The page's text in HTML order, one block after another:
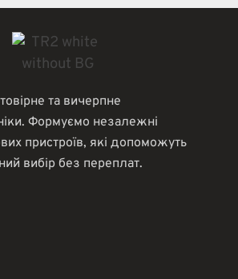
та вичерпне
Формуємо незалежні
пристроїв, які допоможуть
вибір без переплат.